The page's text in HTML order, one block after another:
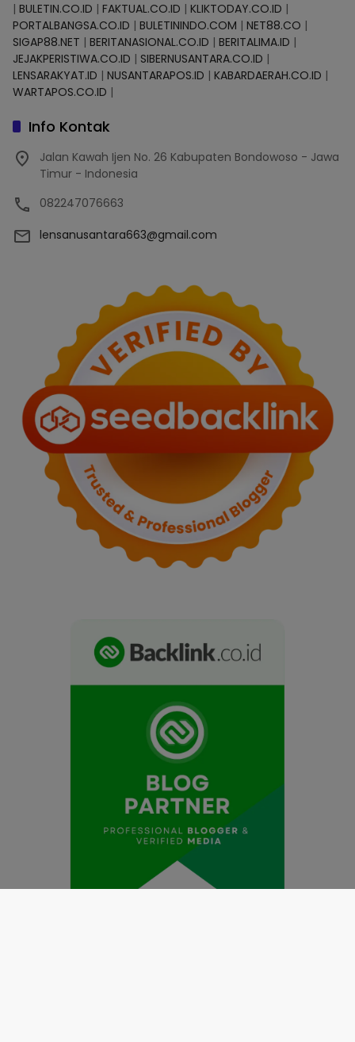
| BULETIN.CO.ID | FAKTUAL.CO.ID | KLIKTODAY.CO.ID |
PORTALBANGSA.CO.ID | BULETININDO.COM | NET88.CO |
SIGAP88.NET | BERITANASIONAL.CO.ID | BERITALIMA.ID |
JEJAKPERISTIWA.CO.ID | SIBERNUSANTARA.CO.ID |
LENSARAKYAT.ID | NUSANTARAPOS.ID | KABARDAERAH.CO.ID |
WARTAPOS.CO.ID |
Info Kontak
Jalan Kawah Ijen No. 26 Kabupaten Bondowoso - Jawa
Timur - Indonesia
082247076663
lensanusantara663@gmail.com